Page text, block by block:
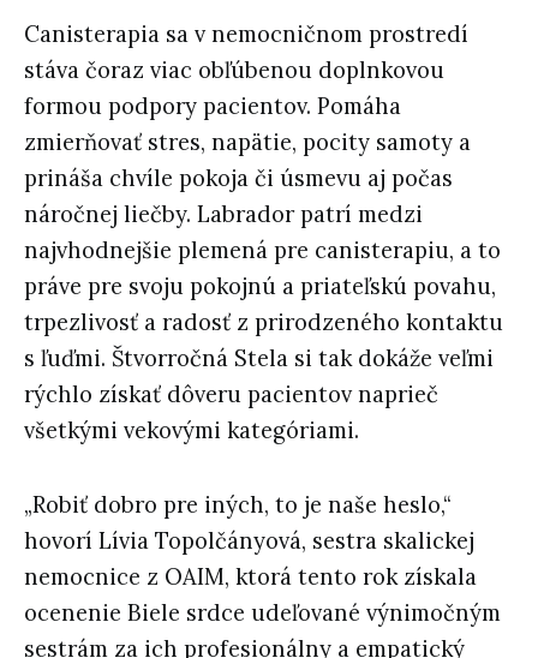
Canisterapia sa v nemocničnom prostredí
stáva čoraz viac obľúbenou doplnkovou
formou podpory pacientov. Pomáha
zmierňovať stres, napätie, pocity samoty a
prináša chvíle pokoja či úsmevu aj počas
náročnej liečby. Labrador patrí medzi
najvhodnejšie plemená pre canisterapiu, a to
práve pre svoju pokojnú a priateľskú povahu,
trpezlivosť a radosť z prirodzeného kontaktu
s ľuďmi. Štvorročná Stela si tak dokáže veľmi
rýchlo získať dôveru pacientov naprieč
všetkými vekovými kategóriami.
„Robiť dobro pre iných, to je naše heslo,“
hovorí Lívia Topolčányová, sestra skalickej
nemocnice z OAIM, ktorá tento rok získala
ocenenie Biele srdce udeľované výnimočným
sestrám za ich profesionálny a empatický